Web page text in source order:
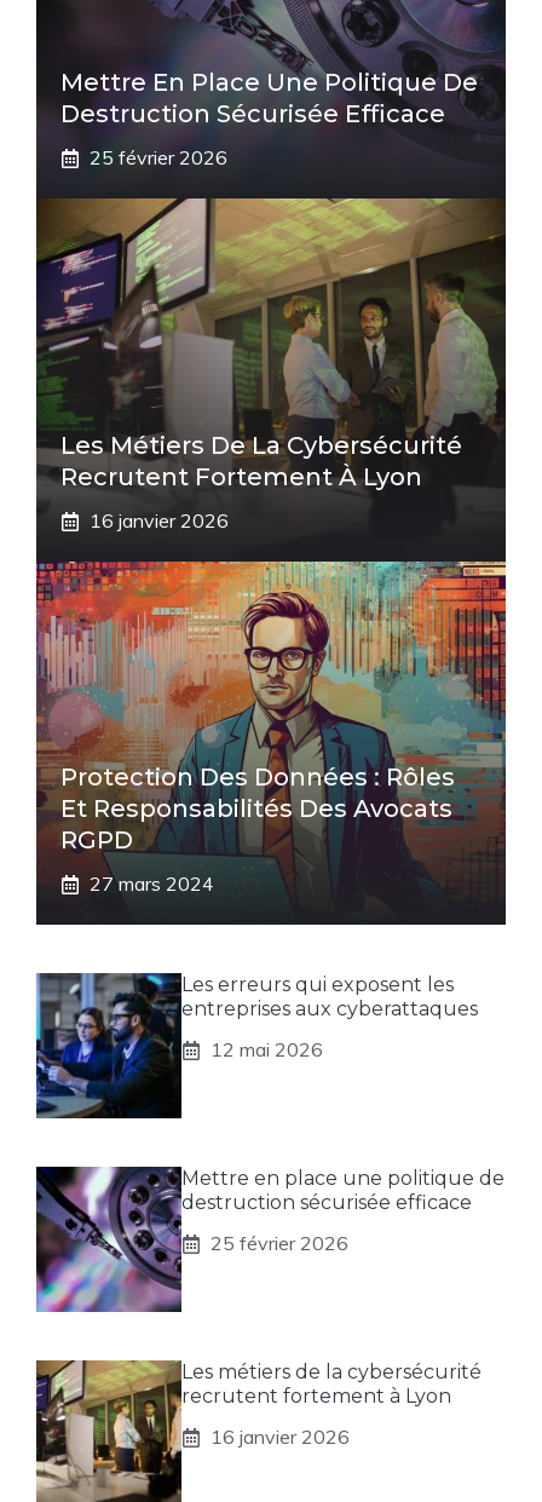
Mettre En Place Une Politique De
Destruction Sécurisée Efficace
25 février 2026
Les Métiers De La Cybersécurité
Recrutent Fortement À Lyon
16 janvier 2026
Protection Des Données : Rôles
Et Responsabilités Des Avocats
RGPD
27 mars 2024
Les erreurs qui exposent les
entreprises aux cyberattaques
12 mai 2026
Mettre en place une politique de
destruction sécurisée efficace
25 février 2026
Les métiers de la cybersécurité
recrutent fortement à Lyon
16 janvier 2026